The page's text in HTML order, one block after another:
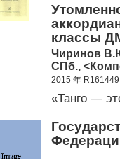
классы
Чиринов
СПб.,
2015 年 R161449
«Танго —